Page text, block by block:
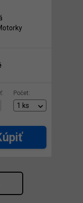
Počet: